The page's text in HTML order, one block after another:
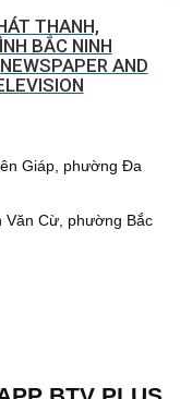
THANH,
BẮC NINH
AND
Giáp, phường Đa
Cừ, phường Bắc